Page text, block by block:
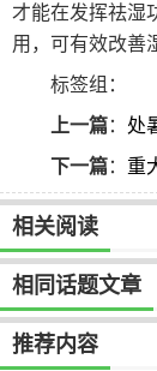
才能在发挥祛湿
用，可有效改善
标签组：
上一篇： 处
下一篇： 重
相关阅读
相同话题文章
推荐内容